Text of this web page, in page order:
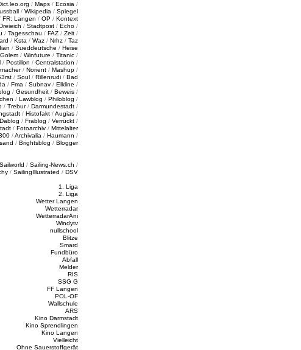
/ Maps / Ecosia /
/ Wikipedia / Spiegel
FR: Langen / OP / Kontext
/ Stadtpost / Echo /
/ Tagesschau / FAZ / Zeit /
/ Ksta / Waz / Nrhz / Taz
/ Sueddeutsche / Heise
Golem / Winfuture / Titanic /
/ Postillon / Centralstation /
/ Norient / Mashup /
/ Soul / Rillenrudi / Bad
/ Fma / Subnav / Elkline /
/ Gesundheit / Beweis /
/ Lawblog / Philoblog /
/ Trebur/ Darmundestadt /
/ Histofakt /Augias /
Dablog / Frablog / Verrückt /
/ Fotoarchiv / Mittelalter
/Archivalia / Haumann /
/ Brightsblog / Blogger
Sailworld / Sailing-News.ch /
/ SailingIllustrated / DSV
1. Liga
2. Liga
Wetter Langen
Wetterradar
WetterradarAni
Windytv
nullschool
Blitze
Smard
Fundbüro
Abfall
Melder
RIS
SSG G
FF Langen
POL-OF
Wallschule
ARS
Kino Darmstadt
Kino Sprendlingen
Kino Langen
Vielleicht
Ohne Sauerstoffgerät